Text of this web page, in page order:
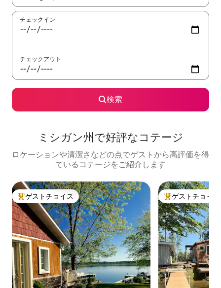
チェックイン
チェックアウト
検索
ミシガン州で好評なコテージ
ロケーションや清潔さなどの点でゲストから高評価を得
ているコテージをご紹介します
大好評のゲストチョイスです。
ゲストチョイス 大好評のゲスト
ゲストチョイス